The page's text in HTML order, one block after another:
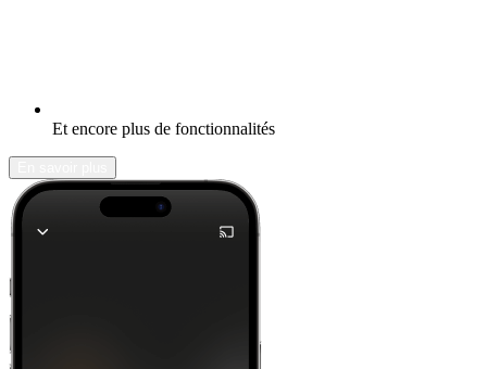
Et encore plus de fonctionnalités